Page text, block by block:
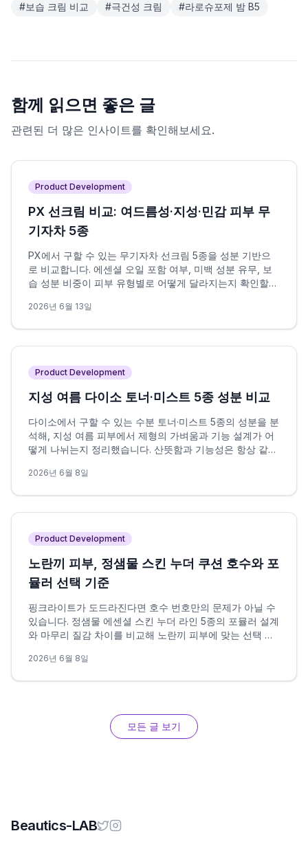
#보습 크림 비교 #극건성 크림 #라로슈포제 밤 B5
함께 읽으면 좋은 글
관련된 더 많은 인사이트를 확인해보세요.
Product Development
PX 선크림 비교: 여드름성·지성·민감 피부 무
기자차 5종
PX에서 구할 수 있는 무기자차 선크림 5종을 성분 기반으
로 비교합니다. 에센셜 오일 포함 여부, 미백 성분 유무, 보
습 성분 비중이 피부 유형별로 어떻게 달라지는지 확인할
2026년 6월 13일
Product Development
지성 여름 다이소 토너·미스트 5종 성분 비교
다이소에서 구할 수 있는 수분 토너·미스트 5종의 성분을 분
석해, 지성 여름 피부에서 제형의 가벼움과 기능 설계가 어
떻게 나뉘는지 정리했습니다. 산뜻함과 기능성은 항상 같은
다.
2026년 6월 8일
Product Development
노란끼 피부, 정샘물 스킨 누더 쿠션 호수와 포
뮬러 선택 기준
핑크라이트가 도드라진다면 호수 번호만의 문제가 아닐 수
있습니다. 정샘물 에센셜 스킨 누더 라인 5종의 포뮬러 설계
와 마무리 질감 차이를 비교해 노란끼 피부에 맞는 선택 조
2026년 6월 8일
모든 글 보기
Beautics-LAB